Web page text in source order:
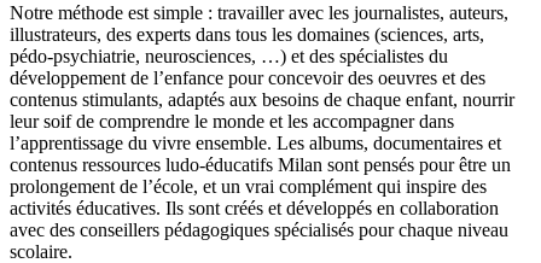
Notre méthode est simple : travailler avec les journalistes, auteurs,
illustrateurs, des experts dans tous les domaines (sciences, arts,
pédo-psychiatrie, neurosciences, …) et des spécialistes du
développement de l’enfance pour concevoir des oeuvres et des
contenus stimulants, adaptés aux besoins de chaque enfant, nourrir
leur soif de comprendre le monde et les accompagner dans
l’apprentissage du vivre ensemble. Les albums, documentaires et
contenus ressources ludo-éducatifs Milan sont pensés pour être un
prolongement de l’école, et un vrai complément qui inspire des
activités éducatives. Ils sont créés et développés en collaboration
avec des conseillers pédagogiques spécialisés pour chaque niveau
scolaire.